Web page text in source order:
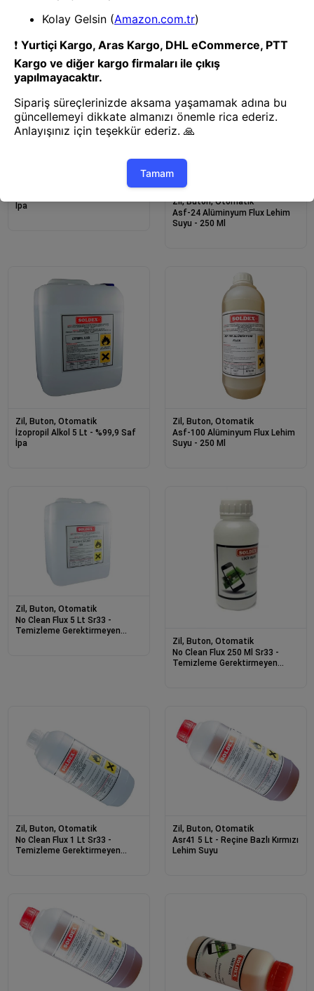
İpa
Zil, Buton, Otomatik
Asf-24 Alüminyum Flux Lehim
Suyu - 250 Ml
Zil, Buton, Otomatik
İzopropil Alkol 5 Lt - %99,9 Saf
İpa
Zil, Buton, Otomatik
Asf-100 Alüminyum Flux Lehim
Suyu - 250 Ml
Zil, Buton, Otomatik
No Clean Flux 5 Lt Sr33 -
Temizleme Gerektirmeyen
Zil, Buton, Otomatik
No Clean Flux 250 Ml Sr33 -
Temizleme Gerektirmeyen
Zil, Buton, Otomatik
No Clean Flux 1 Lt Sr33 -
Temizleme Gerektirmeyen
Zil, Buton, Otomatik
Asr41 5 Lt - Reçine Bazlı Kırmızı
Lehim Suyu